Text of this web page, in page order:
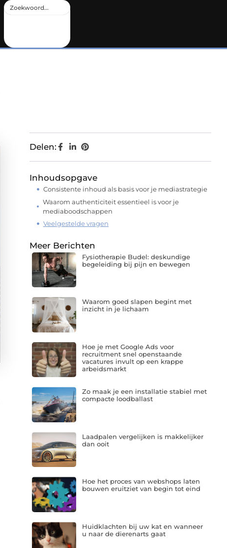
Delen:
Inhoudsopgave
Consistente inhoud als basis voor je mediastrategie
Waarom authenticiteit essentieel is voor je
mediaboodschappen
Veelgestelde vragen
Meer Berichten
Fysiotherapie Budel: deskundige
begeleiding bij pijn en bewegen
Waarom goed slapen begint met
inzicht in je lichaam
Hoe je met Google Ads voor
recruitment snel openstaande
vacatures invult op een krappe
arbeidsmarkt
Zo maak je een installatie stabiel met
compacte loodballast
Laadpalen vergelijken is makkelijker
dan ooit
Hoe het proces van webshops laten
bouwen eruitziet van begin tot eind
Huidklachten bij uw kat en wanneer
u naar de dierenarts gaat